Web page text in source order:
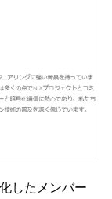
したメンバー